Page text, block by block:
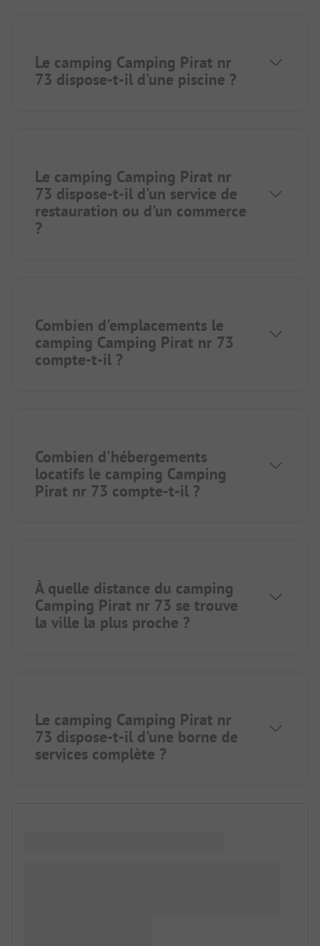
Le camping Camping Pirat nr
73 dispose-t-il d'une piscine ?
Le camping Camping Pirat nr
73 dispose-t-il d'un service de
restauration ou d'un commerce
?
Combien d'emplacements le
camping Camping Pirat nr 73
compte-t-il ?
Combien d'hébergements
locatifs le camping Camping
Pirat nr 73 compte-t-il ?
À quelle distance du camping
Camping Pirat nr 73 se trouve
la ville la plus proche ?
Le camping Camping Pirat nr
73 dispose-t-il d'une borne de
services complète ?